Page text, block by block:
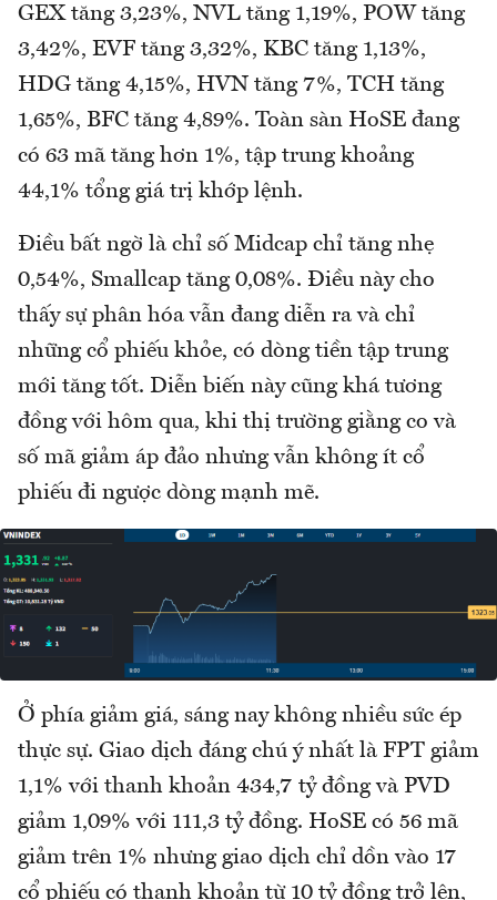
GEX tăng 3,23%, NVL tăng 1,19%, POW tăng
3,42%, EVF tăng 3,32%, KBC tăng 1,13%,
HDG tăng 4,15%, HVN tăng 7%, TCH tăng
1,65%, BFC tăng 4,89%. Toàn sàn HoSE đang
có 63 mã tăng hơn 1%, tập trung khoảng
44,1% tổng giá trị khớp lệnh.
Điều bất ngờ là chỉ số Midcap chỉ tăng nhẹ
0,54%, Smallcap tăng 0,08%. Điều này cho
thấy sự phân hóa vẫn đang diễn ra và chỉ
những cổ phiếu khỏe, có dòng tiền tập trung
mới tăng tốt. Diễn biến này cũng khá tương
đồng với hôm qua, khi thị trường giằng co và
số mã giảm áp đảo nhưng vẫn không ít cổ
phiếu đi ngược dòng mạnh mẽ.
Ở phía giảm giá, sáng nay không nhiều sức ép
thực sự. Giao dịch đáng chú ý nhất là FPT giảm
1,1% với thanh khoản 434,7 tỷ đồng và PVD
giảm 1,09% với 111,3 tỷ đồng. HoSE có 56 mã
giảm trên 1% nhưng giao dịch chỉ dồn vào 17
cổ phiếu có thanh khoản từ 10 tỷ đồng trở lên,